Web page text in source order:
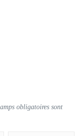
obligatoires sont